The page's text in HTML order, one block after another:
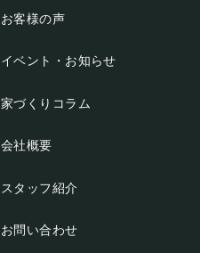
お客様の声
イベント・お知らせ
家づくりコラム
会社概要
スタッフ紹介
お問い合わせ